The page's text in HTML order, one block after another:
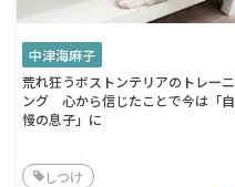
中津海麻子
荒れ狂うボストンテリアのトレーニ
ング 心から信じたことで今は「自
慢の息子」に
しつけ